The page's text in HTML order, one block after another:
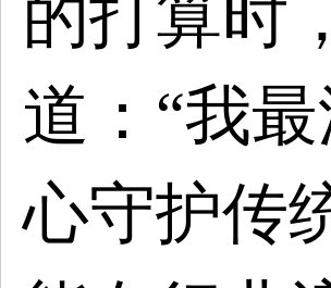
的打算时
道：“我
心守护传